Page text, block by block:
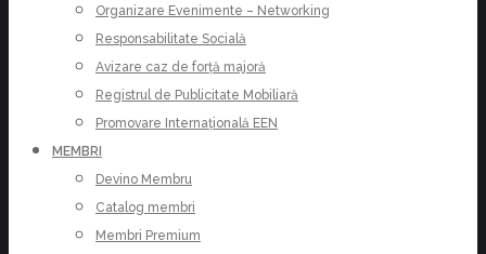
Organizare Evenimente – Networking
Responsabilitate Socială
Avizare caz de forță majoră
Registrul de Publicitate Mobiliară
Promovare Internațională EEN
MEMBRI
Devino Membru
Catalog membri
Membri Premium